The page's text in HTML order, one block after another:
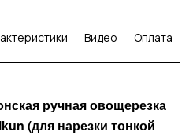
Видео Оплата
ручная овощерезка
(для нарезки тонкой